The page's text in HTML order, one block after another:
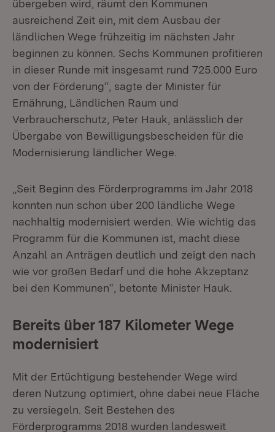
übergeben wird, räumt den Kommunen
ausreichend Zeit ein, mit dem Ausbau der
ländlichen Wege frühzeitig im nächsten Jahr
beginnen zu können. Sechs Kommunen profitieren
in dieser Runde mit insgesamt rund 725.000 Euro
von der Förderung“, sagte der Minister für
Ernährung, Ländlichen Raum und
Verbraucherschutz, Peter Hauk, anlässlich der
Übergabe von Bewilligungsbescheiden für die
Modernisierung ländlicher Wege.
„Seit Beginn des Förderprogramms im Jahr 2018
konnten nun schon über 200 ländliche Wege
nachhaltig modernisiert werden. Wie wichtig das
Programm für die Kommunen ist, macht diese
Anzahl an Anträgen deutlich und zeigt den nach
wie vor großen Bedarf und die hohe Akzeptanz
bei den Kommunen“, betonte Minister Hauk.
Bereits über 187 Kilometer Wege
modernisiert
Mit der Ertüchtigung bestehender Wege wird
deren Nutzung optimiert, ohne dabei neue Fläche
zu versiegeln. Seit Bestehen des
Förderprogramms 2018 wurden landesweit